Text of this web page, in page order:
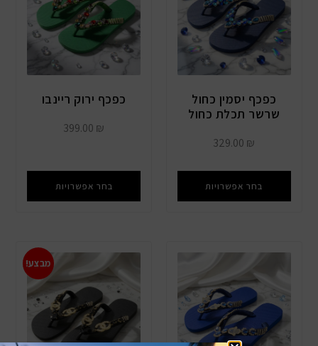
כפכף יסמין כחול
שרשר תכלת כחול
329.00 ₪
בחר אפשרויות
כפכף ירוק ריינבו
399.00 ₪
בחר אפשרויות
מבצע!